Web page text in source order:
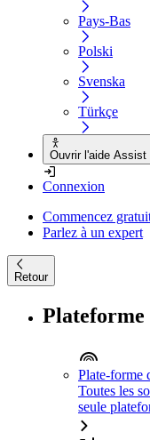
Pays-Bas
Polski
Svenska
Türkçe
Ouvrir l'aide Assist
Connexion
Commencez
Parlez à un expert
Retour
Plateforme
Plate-forme
Toutes les
seule